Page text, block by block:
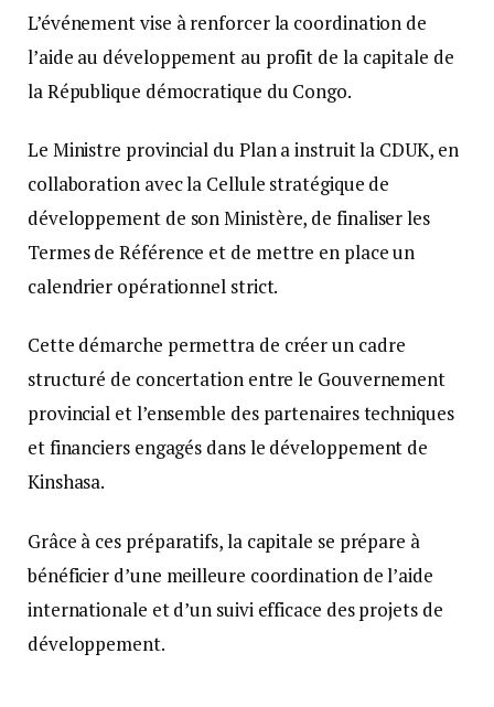
L’événement vise à renforcer la coordination de
l’aide au développement au profit de la capitale de
la République démocratique du Congo.
Le Ministre provincial du Plan a instruit la CDUK, en
collaboration avec la Cellule stratégique de
développement de son Ministère, de finaliser les
Termes de Référence et de mettre en place un
calendrier opérationnel strict.
Cette démarche permettra de créer un cadre
structuré de concertation entre le Gouvernement
provincial et l’ensemble des partenaires techniques
et financiers engagés dans le développement de
Kinshasa.
Grâce à ces préparatifs, la capitale se prépare à
bénéficier d’une meilleure coordination de l’aide
internationale et d’un suivi efficace des projets de
développement.